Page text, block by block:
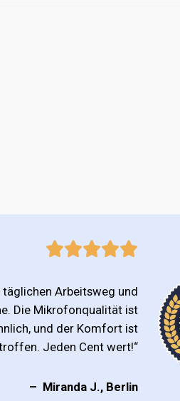
Arbeitsweg und
Die Mikrofonqualität ist
und der Komfort ist
Jeden Cent wert!“
– Miranda J., Berlin